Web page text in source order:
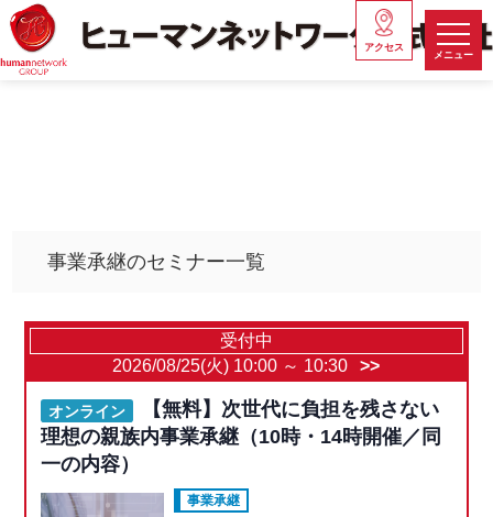
メニュー
アクセス
事業承継のセミナー一覧
受付中
2026/08/25(火) 10:00 ～ 10:30
オンライン
【無料】次世代に負担を残さない
理想の親族内事業承継（10時・14時開催／同
一の内容）
事業承継